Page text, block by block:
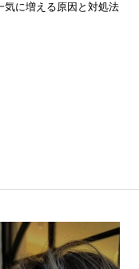
気に増える原因と対処法